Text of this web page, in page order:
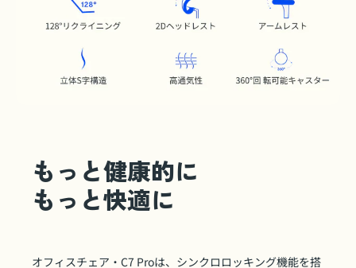
もっと健康的に
もっと快適に
オフィスチェア・C7 Proは、シンクロロッキング機能を搭